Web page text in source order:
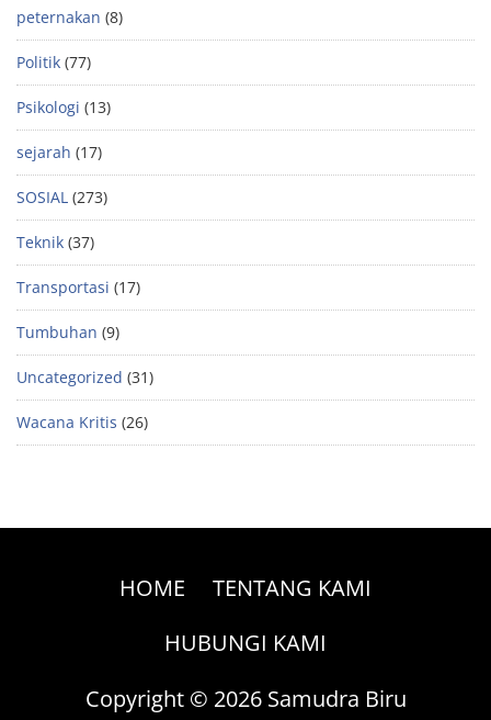
peternakan (8)
Politik (77)
Psikologi (13)
sejarah (17)
SOSIAL (273)
Teknik (37)
Transportasi (17)
Tumbuhan (9)
Uncategorized (31)
Wacana Kritis (26)
HOME
TENTANG KAMI
HUBUNGI KAMI
Copyright © 2026 Samudra Biru